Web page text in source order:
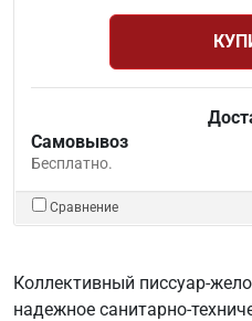
Самовывоз
Бесплатно.
Сравнение
Коллективный писсуар-
надежное санитарно-